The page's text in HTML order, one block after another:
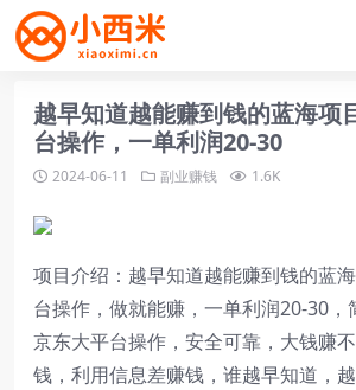
越早知道越能赚到钱的蓝海项
台操作，一单利润20-30
2024-06-11 副业赚钱 1.6K
项目介绍：越早知道越能赚到钱的蓝
台操作，做就能赚，一单利润20-30，
京东大平台操作，安全可靠，大钱赚
钱，利用信息差赚钱，谁越早知道，越